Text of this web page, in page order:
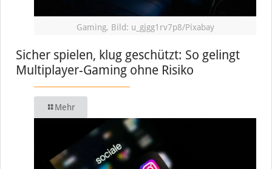
Gaming, Bild: u_gjgg1rv7p8/Pixabay
Sicher spielen, klug geschützt: So gelingt
Multiplayer-Gaming ohne Risiko
Mehr